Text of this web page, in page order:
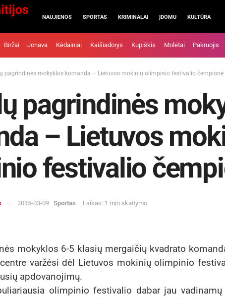
NAUJIENOS SPORTAS KRIMINALAI ĮDOMU KULTŪRA
Biržai Jonava Kėdainiai Kaišiadorys Kupiškis Molėtai Pakruojis
pagrindinės mokyklos komanda – Lietuvos mokinių olimpinio festivalio čempionė
pagrindinės
– Lietuvos
festivalio
2015-03-09 Sportas Laikas: 1 min skaitymo
mokyklos 6-5 klasių mergaičių kvadrato
varžėsi dėl Lietuvos mokinių olimpinio
apdovanojimų.
olimpinio festivalio dabar jau